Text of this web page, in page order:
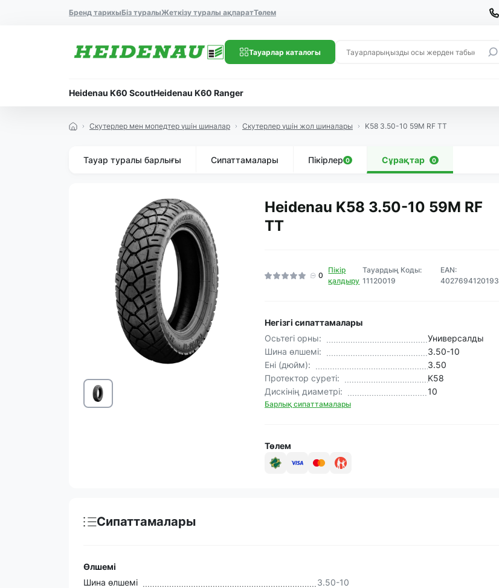
Бренд тарихыБіз туралыЖеткізу туралы ақпаратТөлем
Тауарлар каталогы
Heidenau K60 ScoutHeidenau K60 Ranger
Скутерлер мен мопедтер үшін шиналар Скутерлер үшін жол шиналары K58 3.50-10 59M RF TT
Тауар туралы барлығы Сипаттамалары Пікірлер 0 Сұрақтар 0
Heidenau K58 3.50-10 59M RF
TT
0
Пікір
қалдыру
Тауардың Коды:
11120019
EAN:
4027694120193
Негізгі сипаттамалары
Осьтегі орны:
Универсалды
Шина өлшемі:
3.50-10
Ені (дюйм):
3.50
Протектор суреті:
K58
Дискінің диаметрі:
10
Барлық сипаттамалары
Төлем
Сипаттамалары
Өлшемі
Шина өлшемі
3.50-10